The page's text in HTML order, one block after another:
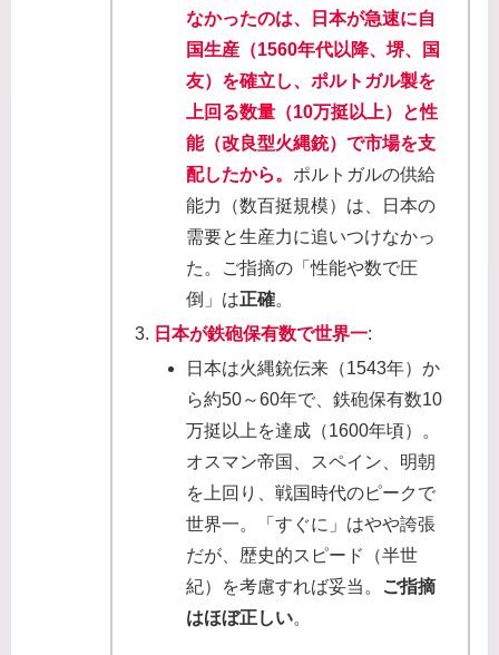
なかったのは、日本が急速に自
国生産（1560年代以降、堺、国
友）を確立し、ポルトガル製を
上回る数量（10万挺以上）と性
能（改良型火縄銃）で市場を支
配したから。 ポルトガルの供給
能力（数百挺規模）は、日本の
需要と生産力に追いつけなかっ
た。ご指摘の「性能や数で圧
倒」は正確。
日本が鉄砲保有数で世界一:
日本は火縄銃伝来（1543年）か
ら約50～60年で、鉄砲保有数10
万挺以上を達成（1600年頃）。
オスマン帝国、スペイン、明朝
を上回り、戦国時代のピークで
世界一。「すぐに」はやや誇張
だが、歴史的スピード（半世
紀）を考慮すれば妥当。
ご指摘
はほぼ正しい。